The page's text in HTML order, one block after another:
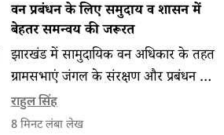
वन प्रबंधन के लिए समुदाय व शासन में
बेहतर समन्वय की जरूरत
झारखंड में सामुदायिक वन अधिकार के तहत
ग्रामसभाएं जंगल के संरक्षण और प्रबंधन की
जिम्मेदारी निभा रही हैं। इससे जंगल बचाने के
साथ ग्रामीणों की आजीविका भी मजबूत हो
राहुल सिंह
8मिनट लंबा लेख